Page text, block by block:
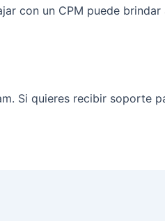
con un CPM puede
Si quieres recibir soporte